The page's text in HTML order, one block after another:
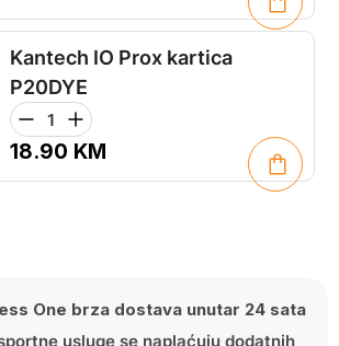
Kantech IO Prox kartica
P20DYE
18.90 KM
One brza dostava unutar 24 sata
usluge se naplaćuju dodatnih